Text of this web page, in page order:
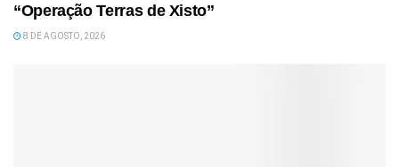
“Operação Terras de Xisto”
8 DE AGOSTO, 2026